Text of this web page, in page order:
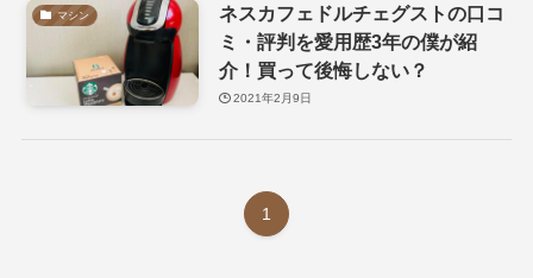
マシン
ネスカフェドルチェグストの口コ
ミ・評判を愛用歴3年の僕が紹
介！買って後悔しない？
2021年2月9日
1